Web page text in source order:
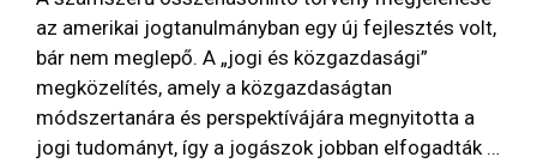
az amerikai jogtanulmányban egy új fejlesztés volt,
bár nem meglepő. A „jogi és közgazdasági”
megközelítés, amely a közgazdaságtan
módszertanára és perspektívájára megnyitotta a
jogi tudományt, így a jogászok jobban elfogadták …